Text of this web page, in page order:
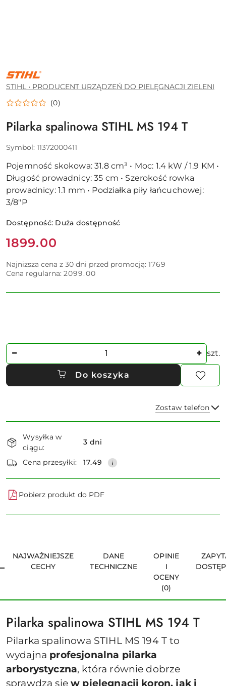
STIHL
•
PRODUCENT
URZĄDZEŃ
DO
PIELĘGNACJI
STIHL • PRODUCENT URZĄDZEŃ DO PIELĘGNACJI ZIELENI
(0)
Pilarka spalinowa STIHL MS 194 T
Symbol: 11372000411
Pojemność skokowa: 31.8 cm³ • Moc: 1.4 kW / 1.9 KM •
Długość prowadnicy: 35 cm • Szerokość rowka
prowadnicy: 1.1 mm • Podziałka piły łańcuchowej:
3/8"P
Dostępność: Duża dostępność
Cena:
1899.00
Najniższa cena z 30 dni przed promocją: 1769
Cena regularna: 2099.00
Ilość szt.
Do koszyka
Zostaw telefon
i
dostawa
Wysyłka w
ciągu:
3 dni
Cena przesyłki: 17.49
Pobierz produkt do PDF
NAJWAŻNIEJSZE
CECHY
DANE
TECHNICZNE
OPINIE
I
OCENY
(0)
Pilarka spalinowa STIHL MS 194 T
Pilarka spalinowa STIHL MS 194 T to
wydajna profesjonalna pilarka
arborystyczna, która równie dobrze
sprawdza sięw pielęgnacji koron, jak i